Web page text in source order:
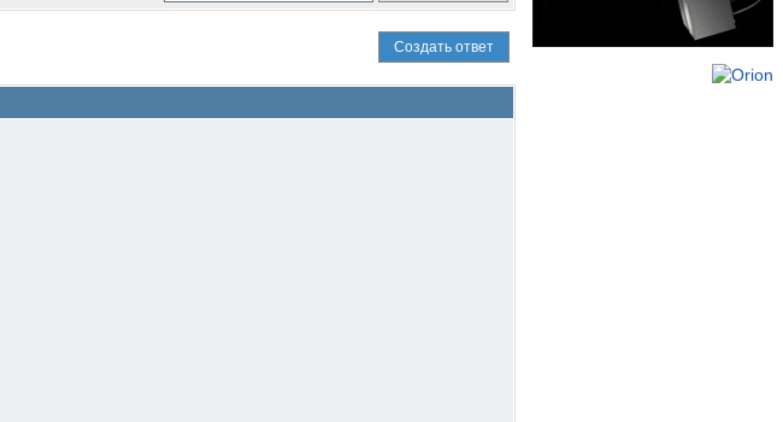
Создать ответ